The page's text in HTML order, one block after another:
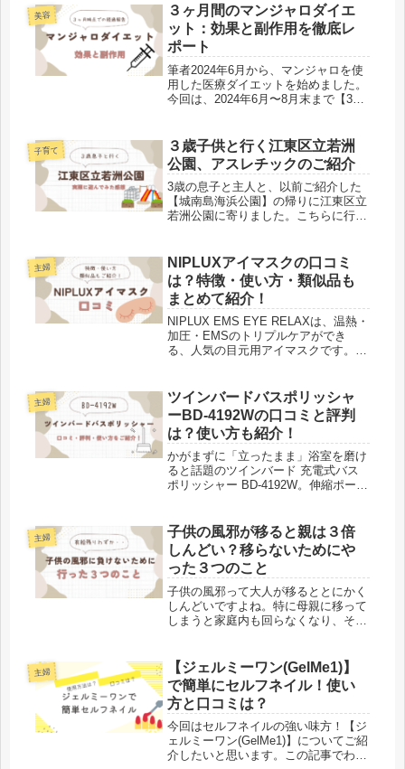
美容
３ヶ月間のマンジャロダイエ
ット：効果と副作用を徹底レ
ポート
筆者2024年6月から、マンジャロを使
用した医療ダイエットを始めました。
今回は、2024年6月〜8月末まで【3ヶ
ルな体験をもとに、”マンジャロダイ
エット”の実際をお伝えした...
子育て
３歳子供と行く江東区立若洲
公園、アスレチックのご紹介
3歳の息子と主人と、以前ご紹介した
【城南島海浜公園】の帰りに江東区立
若洲公園に寄りました。こちらに行っ
は祝日の夕方に行ったので、前回とは
打って変わってかなり混み合っていま
し...
主婦
NIPLUXアイマスクの口コミ
は？特徴・使い方・類似品も
まとめて紹介！
NIPLUX EMS EYE RELAXは、温熱・
加圧・EMSのトリプルケアができ
る、人気の目元用アイマスクです。一
コミやデメリットはあるのかな？本当
に目の疲れや...
主婦
ツインバードバスポリッシャ
ーBD-4192Wの口コミと評判
は？使い方も紹介！
かがまずに「立ったまま」浴室を磨け
ると話題のツインバード 充電式バス
ポリッシャー BD-4192W。伸縮ポール
タミナやIPX4防滴も評価されていま
す。実売は7,00...
主婦
子供の風邪が移ると親は３倍
しんどい？移らないためにや
った３つのこと
子供の風邪って大人が移るととにかく
しんどいですよね。特に母親に移って
しまうと家庭内も回らなくなり、その
つの行動をしています。① サジーを
飲む② ビタミンCのサプリを飲む③
...
主婦
【ジェルミーワン(GelMe1)】
で簡単にセルフネイル！使い
方と口コミは？
今回はセルフネイルの強い味方！【ジ
ェルミーワン(GelMe1)】についてご紹
介したいと思います。この記事でわか